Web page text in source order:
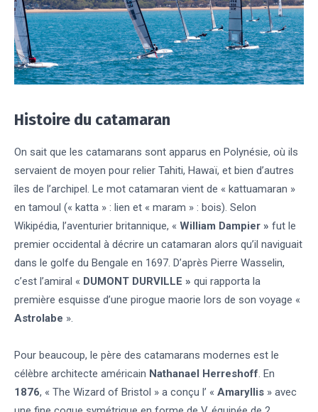
Histoire du catamaran
On sait que les catamarans sont apparus en Polynésie, où ils
servaient de moyen pour relier Tahiti, Hawaï, et bien d’autres
îles de l’archipel. Le mot catamaran vient de « kattuamaran »
en tamoul (« katta » : lien et « maram » : bois). Selon
Wikipédia, l’aventurier britannique, « William Dampier » fut le
premier occidental à décrire un catamaran alors qu’il naviguait
dans le golfe du Bengale en 1697. D’après Pierre Wasselin,
c’est l’amiral « DUMONT DURVILLE » qui rapporta la
première esquisse d’une pirogue maorie lors de son voyage «
Astrolabe ».
Pour beaucoup, le père des catamarans modernes est le
célèbre architecte américain Nathanael Herreshoff. En
1876, « The Wizard of Bristol » a conçu l’ « Amaryllis » avec